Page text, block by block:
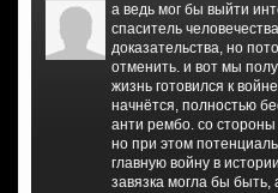
а ведь мог бы выйти
спаситель
доказательства, но
отменить. и вот мы
жизнь готовился к
начнётся, полностью
анти рембо. со
но при этом
главную войну в
завязка могла бы быть,